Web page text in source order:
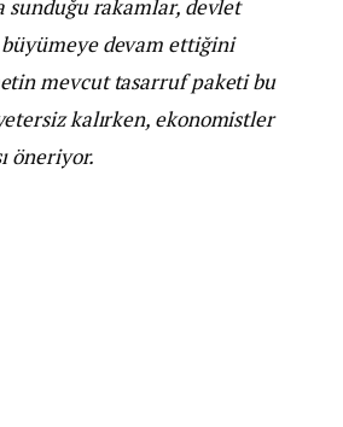
sunduğu rakamlar, devlet
büyümeye devam ettiğini
mevcut tasarruf paketi bu
kalırken, ekonomistler
öneriyor.